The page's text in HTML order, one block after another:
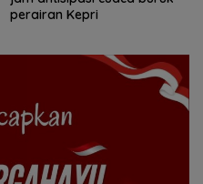
Orang